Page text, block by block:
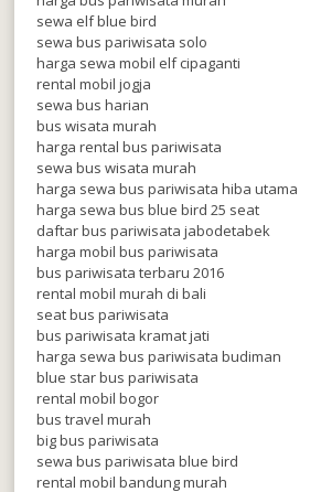
sewa elf blue bird
sewa bus pariwisata solo
harga sewa mobil elf cipaganti
rental mobil jogja
sewa bus harian
bus wisata murah
harga rental bus pariwisata
sewa bus wisata murah
harga sewa bus pariwisata hiba utama
harga sewa bus blue bird 25 seat
daftar bus pariwisata jabodetabek
harga mobil bus pariwisata
bus pariwisata terbaru 2016
rental mobil murah di bali
seat bus pariwisata
bus pariwisata kramat jati
harga sewa bus pariwisata budiman
blue star bus pariwisata
rental mobil bogor
bus travel murah
big bus pariwisata
sewa bus pariwisata blue bird
rental mobil bandung murah